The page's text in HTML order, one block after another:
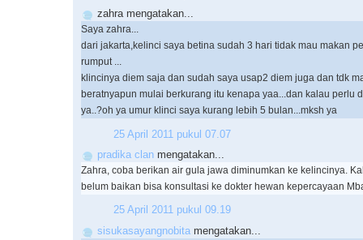
zahra mengatakan...
Saya zahra...
dari jakarta,kelinci saya betina sudah 3 hari tidak mau makan
rumput ...
klincinya diem saja dan sudah saya usap2 diem juga dan tdk
beratnyapun mulai berkurang itu kenapa yaa...dan kalau perlu
ya..?oh ya umur klinci saya kurang lebih 5 bulan...mksh ya
25 April 2011 pukul 07.07
pradika clan mengatakan...
Zahra, coba berikan air gula jawa diminumkan ke kelincinya.
belum baikan bisa konsultasi ke dokter hewan kepercayaan
25 April 2011 pukul 09.19
sisukasayangnobita mengatakan...